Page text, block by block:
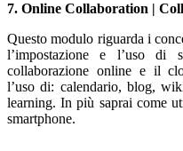
7. Online Collaboration |
Questo modulo riguarda i
l’impostazione e l’uso di
collaborazione online e il
l’uso di: calendario, blog,
learning. In più saprai come
smartphone.